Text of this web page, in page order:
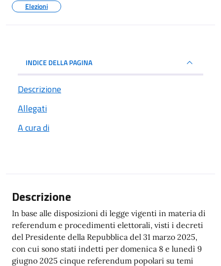
Elezioni
INDICE DELLA PAGINA
Descrizione
Allegati
A cura di
Descrizione
In base alle disposizioni di legge vigenti in materia di
referendum e procedimenti elettorali, visti i decreti
del Presidente della Repubblica del 31 marzo 2025,
con cui sono stati indetti per domenica 8 e lunedì 9
giugno 2025 cinque referendum popolari su temi